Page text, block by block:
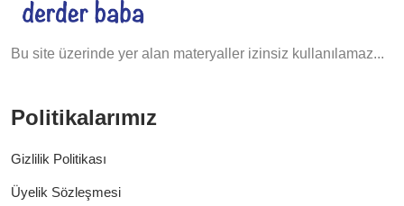
Bu site üzerinde yer alan materyaller izinsiz kullanılamaz...
Politikalarımız
Gizlilik Politikası
Üyelik Sözleşmesi